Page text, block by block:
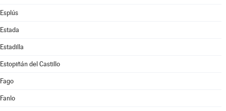
Esplús
Estada
Estadilla
Estopiñán del Castillo
Fago
Fanlo